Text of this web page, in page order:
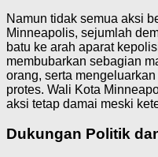
Namun tidak semua aksi
Minneapolis, sejumlah
batu ke arah aparat
membubarkan sebagian
orang, serta
protes. Wali Kota
aksi tetap damai meski
Dukungan Politik